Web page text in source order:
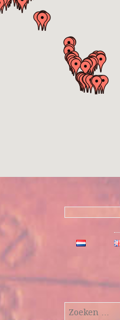
Zoeken